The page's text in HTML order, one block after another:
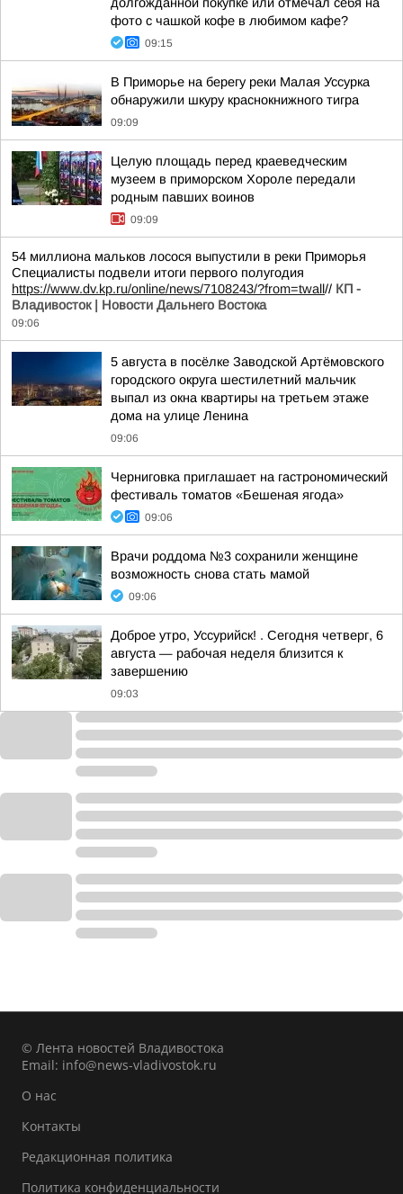
фото с чашкой кофе в любимом кафе?
09:15
В Приморье на берегу реки Малая Уссурка
обнаружили шкуру краснокнижного тигра
09:09
Целую площадь перед краеведческим
музеем в приморском Хороле передали
родным павших воинов
09:09
54 миллиона мальков лосося выпустили в реки Приморья
Специалисты подвели итоги первого полугодия
https://www.dv.kp.ru/online/news/7108243/?from=twall// КП -
Владивосток | Новости Дальнего Востока
09:06
5 августа в посёлке Заводской Артёмовского
городского округа шестилетний мальчик
выпал из окна квартиры на третьем этаже
дома на улице Ленина
09:06
Черниговка приглашает на гастрономический
фестиваль томатов «Бешеная ягода»
09:06
Врачи роддома №3 сохранили женщине
возможность снова стать мамой
09:06
Доброе утро, Уссурийск! . Сегодня четверг, 6
августа — рабочая неделя близится к
завершению
09:03
© Лента новостей Владивостока
Email: info@news-vladivostok.ru
О нас
Контакты
Редакционная политика
Политика конфиденциальности